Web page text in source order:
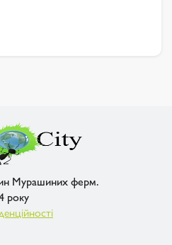
Мурашиних ферм.
року